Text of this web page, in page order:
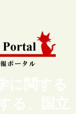
に関する
る、国立